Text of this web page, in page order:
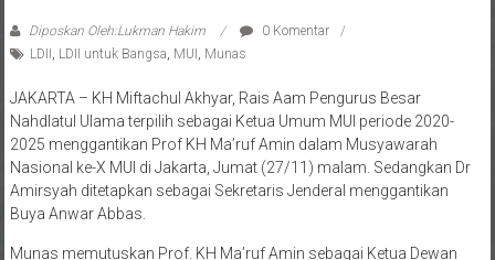
LDII,LDII untuk Bangsa ,MUI,Munas
Nahdlatul Ulama terpilih sebagai Ketua Umum MUI periode 2020-
2025 menggantikan Prof KH Ma’ruf Amin dalam Musyawarah
Nasional ke-X MUI di Jakarta, Jumat (27/11) malam. Sedangkan Dr
Amirsyah ditetapkan sebagai Sekretaris Jenderal menggantikan
Buya Anwar Abbas.
Pertimbangan MUI periode 2020-2025. Munas juga menetapkan